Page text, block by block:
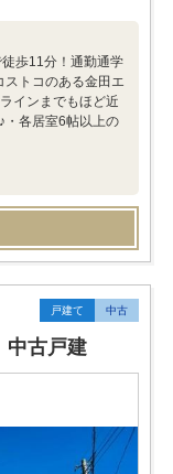
歩11分！通勤通学
ストコのある金田エ
インまでもほど近
・各居室6帖以上の
戸建て 中古
古戸建